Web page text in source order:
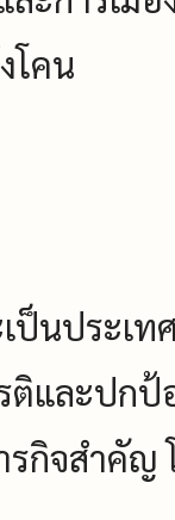
โคน
ป็นประเ
ติและปก
กิจสำคัญ